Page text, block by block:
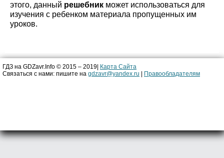
этого, данный решебник может использоваться для
изучения с ребенком материала пропущенных им
уроков.
ГДЗ на GDZavr.Info © 2015 – 2019| Карта Сайта
Связаться с нами: пишите на gdzavr@yandex.ru Правообладателям